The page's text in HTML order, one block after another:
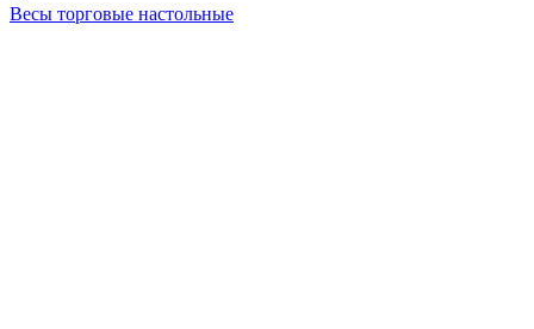
Весы торговые настольные